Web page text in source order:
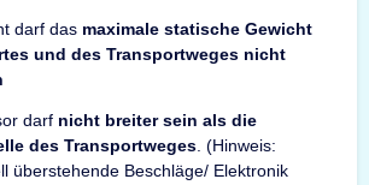
darf das maximale statische Gewicht
und des Transportweges nicht
darf nicht breiter sein als die
des Transportweges. (Hinweis:
überstehende Beschläge/ Elektronik